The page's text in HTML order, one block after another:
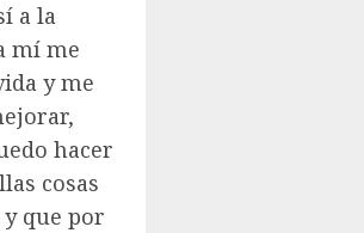
a la
mí me
y me
hacer
cosas
que por